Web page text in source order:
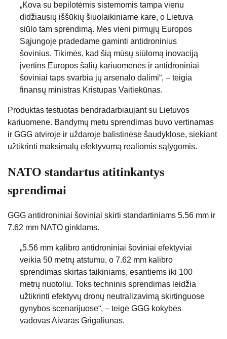
„Kova su bepilotėmis sistemomis tampa vienu
didžiausių iššūkių šiuolaikiniame kare, o Lietuva
siūlo tam sprendimą. Mes vieni pirmųjų Europos
Sąjungoje pradedame gaminti antidroninius
šovinius. Tikimės, kad šią mūsų siūlomą inovaciją
įvertins Europos šalių kariuomenės ir antidroniniai
šoviniai taps svarbia jų arsenalo dalimi“, – teigia
finansų ministras Kristupas Vaitiekūnas.
Produktas testuotas bendradarbiaujant su Lietuvos
kariuomene. Bandymų metu sprendimas buvo vertinamas
ir GGG atviroje ir uždaroje balistinėse šaudyklose, siekiant
užtikrinti maksimalų efektyvumą realiomis sąlygomis.
NATO standartus atitinkantys
sprendimai
GGG antidroniniai šoviniai skirti standartiniams 5.56 mm ir
7.62 mm NATO ginklams.
„5.56 mm kalibro antidroniniai šoviniai efektyviai
veikia 50 metrų atstumu, o 7.62 mm kalibro
sprendimas skirtas taikiniams, esantiems iki 100
metrų nuotoliu. Toks techninis sprendimas leidžia
užtikrinti efektyvų dronų neutralizavimą skirtinguose
gynybos scenarijuose“, – teigė GGG kokybės
vadovas Aivaras Grigaliūnas.